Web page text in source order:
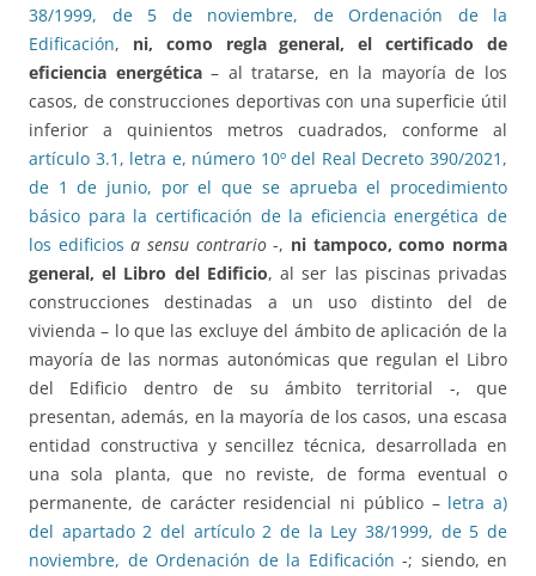
38/1999, de 5 de noviembre, de Ordenación de la
Edificación, ni, como regla general, el certificado de
eficiencia energética– al tratarse, en la mayoría de los
casos, de construcciones deportivas con una superficie útil
inferior a quinientos metros cuadrados, conforme al
artículo 3.1, letra e, número 10º del Real Decreto 390/2021,
de 1 de junio, por el que se aprueba el procedimiento
básico para la certificación de la eficiencia energética de
los edificios a sensu contrario-, ni tampoco, como norma
general, el Libro del Edificio, al ser las piscinas privadas
construcciones destinadas a un uso distinto del de
vivienda – lo que las excluye del ámbito de aplicación de la
mayoría de las normas autonómicas que regulan el Libro
del Edificio dentro de su ámbito territorial -, que
presentan, además, en la mayoría de los casos, una escasa
entidad constructiva y sencillez técnica, desarrollada en
una sola planta, que no reviste, de forma eventual o
permanente, de carácter residencial ni público – letra a)
del apartado 2 del artículo 2 de la Ley 38/1999, de 5 de
noviembre, de Ordenación de la Edificación -; siendo, en